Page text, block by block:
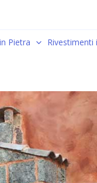
Pietra Rivestimenti